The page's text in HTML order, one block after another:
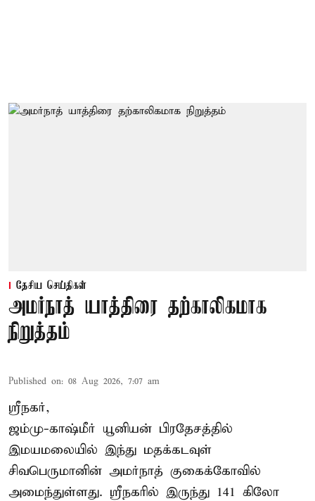
தேசிய செய்திகள்
அமர்நாத் யாத்திரை தற்காலிகமாக
நிறுத்தம்
Published on: 08 Aug 2026, 7:07 am
ஸ்ரீநகர்,
ஜம்மு-காஷ்மீர் யூனியன் பிரதேசத்தில்
இமயமலையில் இந்து மதக்கடவுள்
சிவபெருமானின் அமர்நாத் குகைக்கோவில்
அமைந்துள்ளது. ஸ்ரீநகரில் இருந்து 141 கிலோ